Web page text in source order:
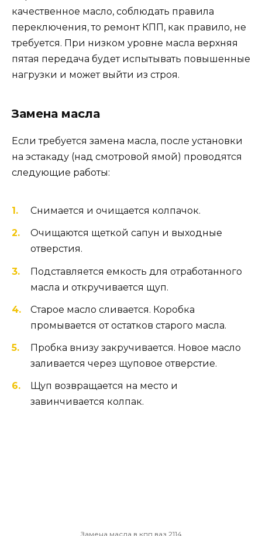
качественное масло, соблюдать правила
переключения, то ремонт КПП, как правило, не
требуется. При низком уровне масла верхняя
пятая передача будет испытывать повышенные
нагрузки и может выйти из строя.
Замена масла
Если требуется замена масла, после установки
на эстакаду (над смотровой ямой) проводятся
следующие работы:
Снимается и очищается колпачок.
Очищаются щеткой сапун и выходные
отверстия.
Подставляется емкость для отработанного
масла и откручивается щуп.
Старое масло сливается. Коробка
промывается от остатков старого масла.
Пробка внизу закручивается. Новое масло
заливается через щуповое отверстие.
Щуп возвращается на место и
завинчивается колпак.
Замена масла в кпп ваз 2114